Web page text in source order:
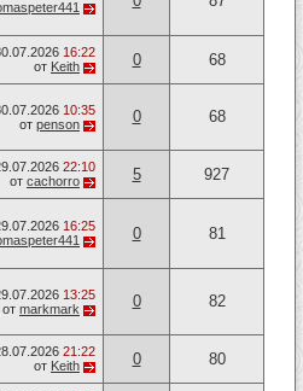
16:22
от Keith 0 68
10:35
от penson 0 68
22:10
от cachorro 5 927
16:25
0 81
13:25
от markmark 0 82
21:22
от Keith 0 80